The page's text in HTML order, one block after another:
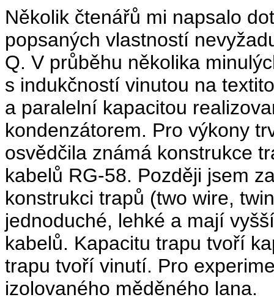
Několik čtenářů mi napsalo
popsaných vlastností
Q. V průběhu několika
s indukčností vinutou na
a paralelní kapacitou
kondenzátorem. Pro výkony
osvědčila známá konstrukce
kabelů RG-58. Později jsem
konstrukci trapů (two wire,
jednoduché, lehké a mají
kabelů. Kapacitu trapu tvoří
trapu tvoří vinutí. Pro
izolovaného měděného lana.